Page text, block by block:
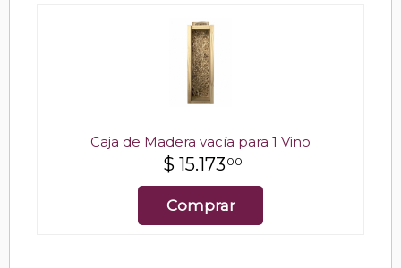
Caja de Madera vacía para 1 Vino
$ 15.173 00
Comprar